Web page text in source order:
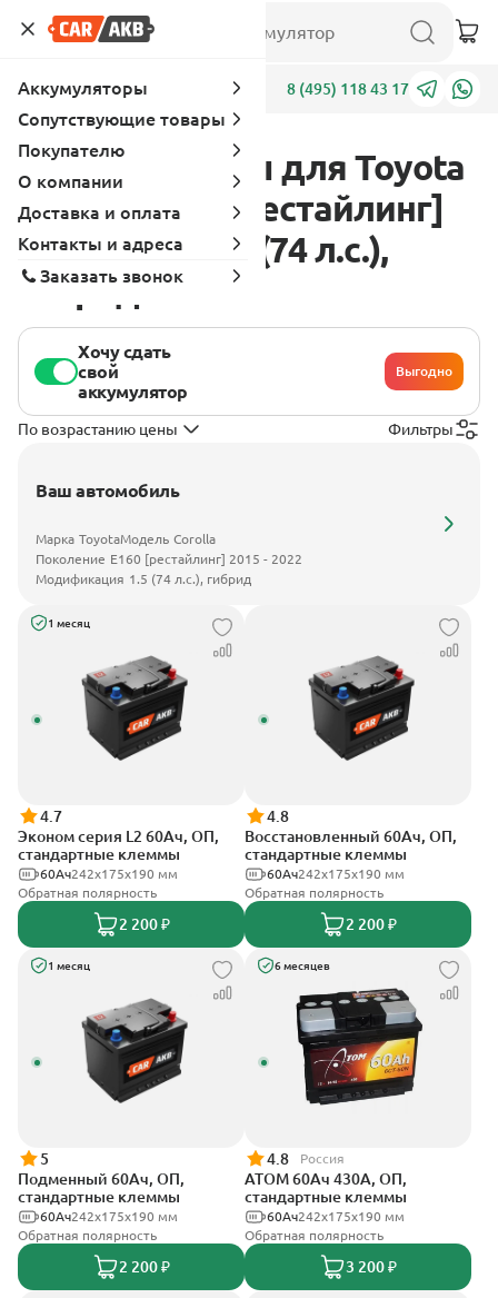
Адреса 8 (495) 118 43 17
Аккумуляторы для Toyota
Corolla E160 [рестайлинг]
2015 - 2022 1.5 (74 л.с.),
гибрид
Хочу сдать
свой
аккумулятор
Выгодно
По возрастанию цены Фильтры
Ваш автомобиль
Марка ToyotaМодель Corolla
Поколение E160 [рестайлинг] 2015 - 2022
Модификация 1.5 (74 л.с.), гибрид
1 месяц
4.7
Эконом серия L2 60Ач, ОП,
стандартные клеммы
242х175х190 мм
60Ач
Обратная полярность
2 200 ₽
4.8
Восстановленный 60Ач, ОП,
стандартные клеммы
242х175х190 мм
60Ач
Обратная полярность
2 200 ₽
1 месяц
5
Подменный 60Ач, ОП,
стандартные клеммы
242х175х190 мм
60Ач
Обратная полярность
2 200 ₽
6 месяцев
4.8 Россия
АТОМ 60Ач 430А, ОП,
стандартные клеммы
242х175х190 мм
60Ач
Обратная полярность
3 200 ₽
Аккумуляторы
Сопутствующие товары
Покупателю
О компании
Доставка и оплата
Контакты и адреса
Заказать звонок